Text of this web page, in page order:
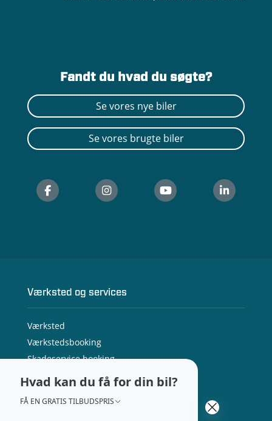
Fandt du hvad du søgte?
Se vores nye biler
Se vores brugte biler
Værksted og services
Værksted
Værkstedsbooking
Skadeservice booking
Få tilbud på dæk til din bil
Hvad kan du få for din bil?
FÅ EN GRATIS TILBUDSPRIS